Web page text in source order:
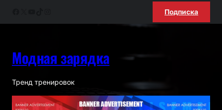
Подписка
Модная зарядка
Тренд тренировок